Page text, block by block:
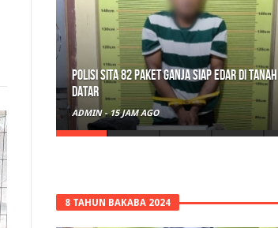
Polisi Sita 82 Paket Ganja Siap Edar di Tanah
Datar
ADMIN -15 JAM AGO
8 TAHUN BAKABA 2024